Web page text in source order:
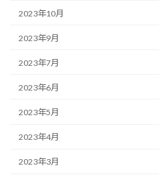
2023年10月
2023年9月
2023年7月
2023年6月
2023年5月
2023年4月
2023年3月